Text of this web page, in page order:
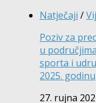
Natječaji /
Poziv za
u
sporta i
2025. godinu
27. rujna